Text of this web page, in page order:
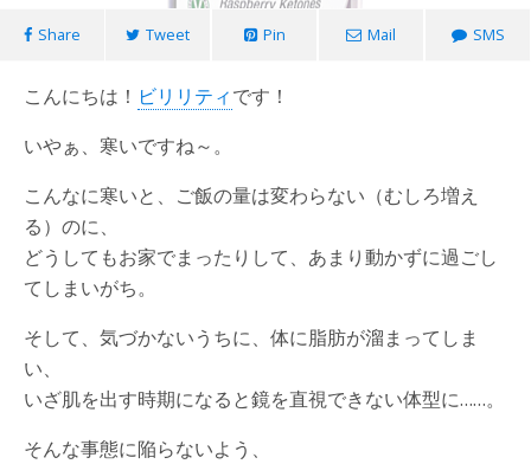
Share Tweet Pin Mail SMS
こんにちは！ ビリリティです！
いやぁ、寒いですね～。
こんなに寒いと、ご飯の量は変わらない（むしろ増え
る）のに、
どうしてもお家でまったりして、あまり動かずに過ごし
てしまいがち。
そして、気づかないうちに、体に脂肪が溜まってしま
い、
いざ肌を出す時期になると鏡を直視できない体型に……。
そんな事態に陥らないよう、